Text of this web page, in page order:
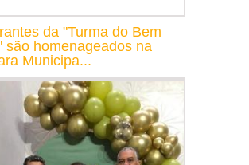
da "Turma do Bem
são homenageados na
Municipa...